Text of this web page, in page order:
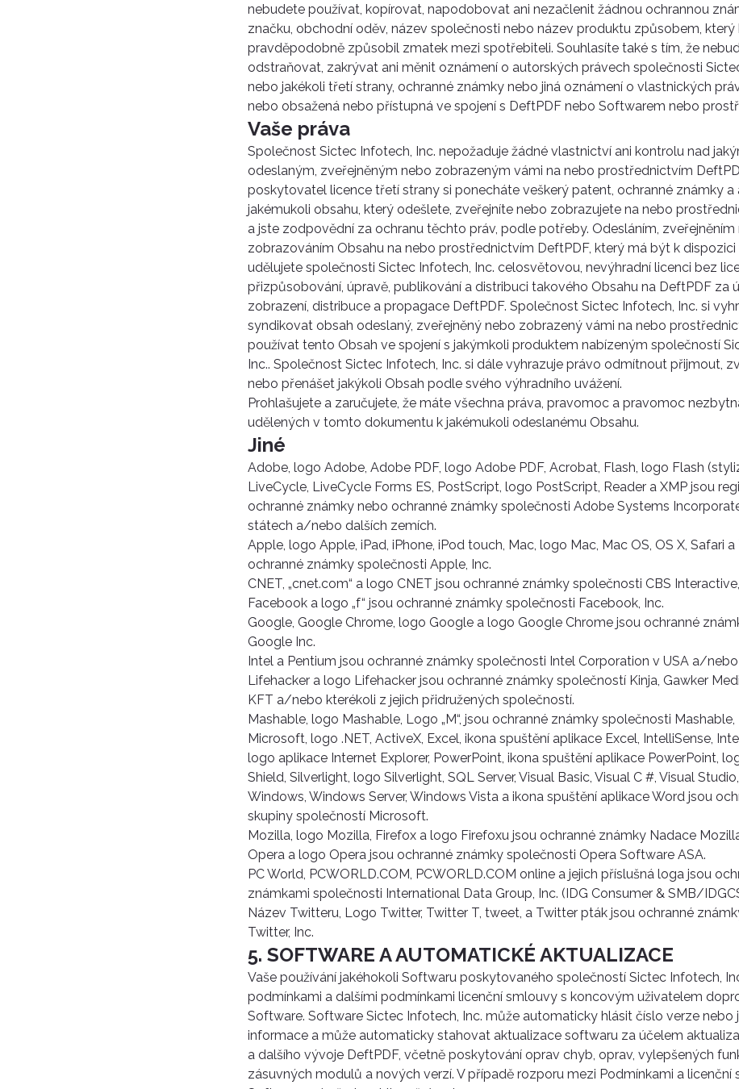
nebudete používat, kopírovat, napodobovat ani nezačlenit žádnou ochrannou
značku, obchodní oděv, název společnosti nebo název produktu způsobem, který
pravděpodobně způsobil zmatek mezi spotřebiteli. Souhlasíte také s tím, že
odstraňovat, zakrývat ani měnit oznámení o autorských právech společnosti
nebo jakékoli třetí strany, ochranné známky nebo jiná oznámení o vlastnických
nebo obsažená nebo přístupná ve spojení s DeftPDF nebo Softwarem nebo
Vaše práva
Společnost Sictec Infotech, Inc. nepožaduje žádné vlastnictví ani kontrolu nad
odeslaným, zveřejněným nebo zobrazeným vámi na nebo prostřednictvím
poskytovatel licence třetí strany si ponecháte veškerý patent, ochranné známky a
jakémukoli obsahu, který odešlete, zveřejníte nebo zobrazujete na nebo
a jste zodpovědní za ochranu těchto práv, podle potřeby. Odesláním, zveřejněním
zobrazováním Obsahu na nebo prostřednictvím DeftPDF, který má být k dispozici
udělujete společnosti Sictec Infotech, Inc. celosvětovou, nevýhradní licenci bez
přizpůsobování, úpravě, publikování a distribuci takového Obsahu na DeftPDF za
zobrazení, distribuce a propagace DeftPDF. Společnost Sictec Infotech, Inc. si
syndikovat obsah odeslaný, zveřejněný nebo zobrazený vámi na nebo
používat tento Obsah ve spojení s jakýmkoli produktem nabízeným společností
Inc.. Společnost Sictec Infotech, Inc. si dále vyhrazuje právo odmítnout přijmout,
nebo přenášet jakýkoli Obsah podle svého výhradního uvážení.
Prohlašujete a zaručujete, že máte všechna práva, pravomoc a pravomoc
udělených v tomto dokumentu k jakémukoli odeslanému Obsahu.
Jiné
Adobe, logo Adobe, Adobe PDF, logo Adobe PDF, Acrobat, Flash, logo Flash
LiveCycle, LiveCycle Forms ES, PostScript, logo PostScript, Reader a XMP jsou
ochranné známky nebo ochranné známky společnosti Adobe Systems
státech a/nebo dalších zemích.
Apple, logo Apple, iPad, iPhone, iPod touch, Mac, logo Mac, Mac OS, OS X, Safari
ochranné známky společnosti Apple, Inc.
CNET, „cnet.com“ a logo CNET jsou ochranné známky společnosti CBS
Facebook a logo „f“ jsou ochranné známky společnosti Facebook, Inc.
Google, Google Chrome, logo Google a logo Google Chrome jsou ochranné
Google Inc.
Intel a Pentium jsou ochranné známky společnosti Intel Corporation v USA a/
Lifehacker a logo Lifehacker jsou ochranné známky společností Kinja, Gawker
KFT a/nebo kterékoli z jejich přidružených společností.
Mashable, logo Mashable, Logo „M“, jsou ochranné známky společnosti Mashable,
Microsoft, logo .NET, ActiveX, Excel, ikona spuštění aplikace Excel, IntelliSense,
logo aplikace Internet Explorer, PowerPoint, ikona spuštění aplikace PowerPoint,
Shield, Silverlight, logo Silverlight, SQL Server, Visual Basic, Visual C #, Visual
Windows, Windows Server, Windows Vista a ikona spuštění aplikace Word jsou
skupiny společností Microsoft.
Mozilla, logo Mozilla, Firefox a logo Firefoxu jsou ochranné známky Nadace
Opera a logo Opera jsou ochranné známky společnosti Opera Software ASA.
PC World, PCWORLD.COM, PCWORLD.COM online a jejich příslušná loga jsou
známkami společnosti International Data Group, Inc. (IDG Consumer & SMB/
Název Twitteru, Logo Twitter, Twitter T, tweet, a Twitter pták jsou ochranné
Twitter, Inc.
5. SOFTWARE A AUTOMATICKÉ AKTUALIZACE
Vaše používání jakéhokoli Softwaru poskytovaného společností Sictec Infotech,
podmínkami a dalšími podmínkami licenční smlouvy s koncovým uživatelem
Software. Software Sictec Infotech, Inc. může automaticky hlásit číslo verze nebo
informace a může automaticky stahovat aktualizace softwaru za účelem
a dalšího vývoje DeftPDF, včetně poskytování oprav chyb, oprav, vylepšených
zásuvných modulů a nových verzí. V případě rozporu mezi Podmínkami a licenční